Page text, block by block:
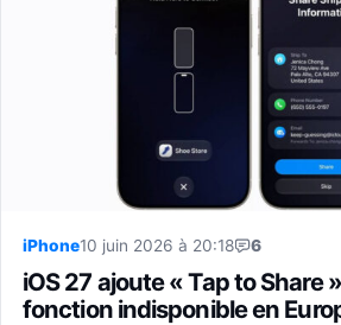
iPhone10 juin 2026 à 20:18 6
iOS 27 ajoute « Tap to Share
fonction indisponible en